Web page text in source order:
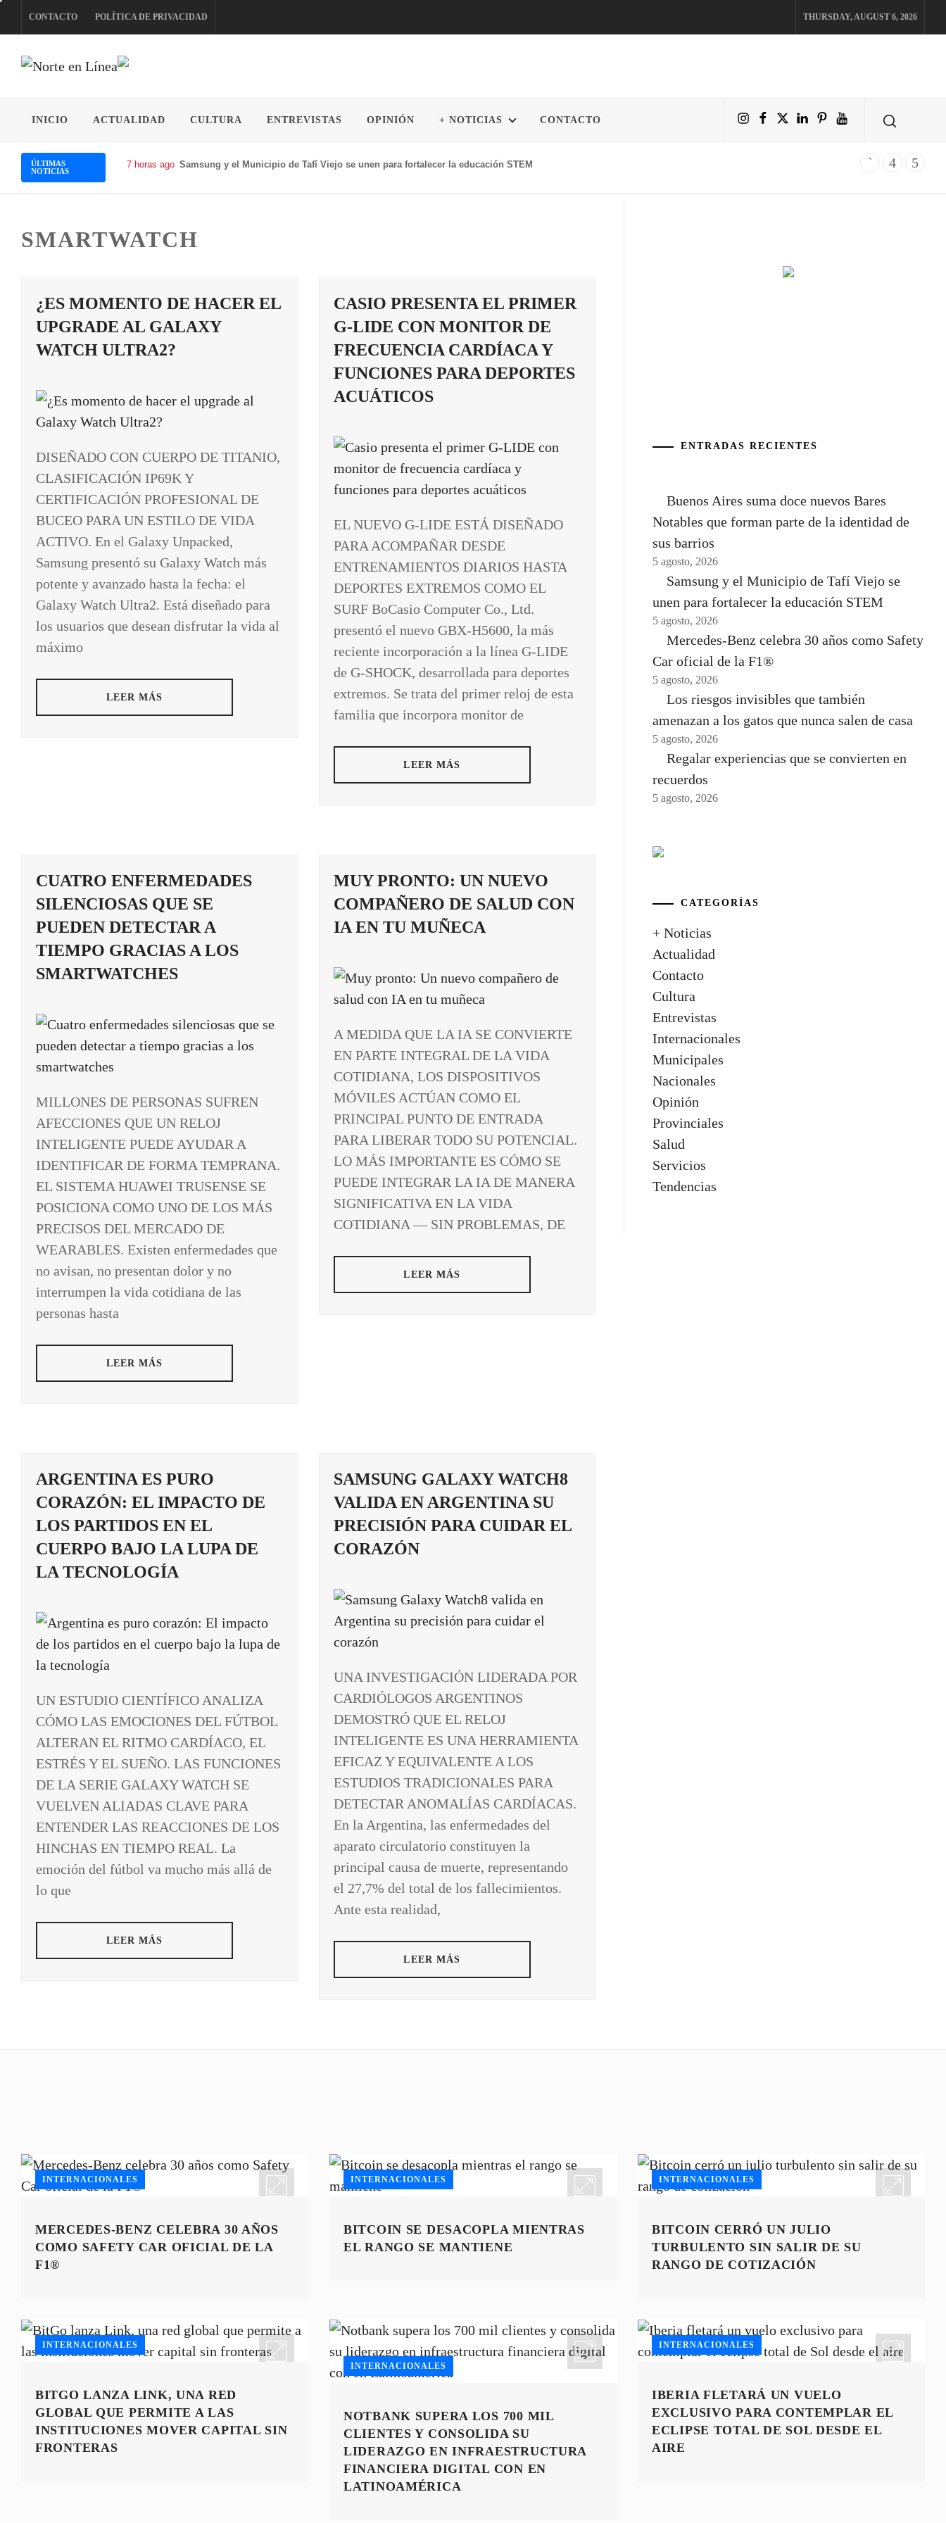
to
content
CONTACTO POLÍTICA DE PRIVACIDAD THURSDAY, AUGUST 6, 2026
INICIO ACTUALIDAD CULTURA ENTREVISTAS OPINIÓN + NOTICIAS CONTACTO InstagramFacebook
X LinkedInPinterestYouTube
ÚLTIMAS
NOTICIAS
7 horas ago Samsung y el Municipio de Tafí Viejo se unen para fortalecer la educación STEM
SMARTWATCH
¿ES MOMENTO DE HACER EL
UPGRADE AL GALAXY
WATCH ULTRA2?
DISEÑADO CON CUERPO DE TITANIO,
CLASIFICACIÓN IP69K Y
CERTIFICACIÓN PROFESIONAL DE
BUCEO PARA UN ESTILO DE VIDA
ACTIVO. En el Galaxy Unpacked,
Samsung presentó su Galaxy Watch más
potente y avanzado hasta la fecha: el
Galaxy Watch Ultra2. Está diseñado para
los usuarios que desean disfrutar la vida al
máximo
LEER MÁS
CASIO PRESENTA EL PRIMER
G-LIDE CON MONITOR DE
FRECUENCIA CARDÍACA Y
FUNCIONES PARA DEPORTES
ACUÁTICOS
EL NUEVO G-LIDE ESTÁ DISEÑADO
PARA ACOMPAÑAR DESDE
ENTRENAMIENTOS DIARIOS HASTA
DEPORTES EXTREMOS COMO EL
SURF BoCasio Computer Co., Ltd.
presentó el nuevo GBX-H5600, la más
reciente incorporación a la línea G-LIDE
de G-SHOCK, desarrollada para deportes
extremos. Se trata del primer reloj de esta
familia que incorpora monitor de
LEER MÁS
CUATRO ENFERMEDADES
SILENCIOSAS QUE SE
PUEDEN DETECTAR A
TIEMPO GRACIAS A LOS
SMARTWATCHES
MILLONES DE PERSONAS SUFREN
AFECCIONES QUE UN RELOJ
INTELIGENTE PUEDE AYUDAR A
IDENTIFICAR DE FORMA TEMPRANA.
EL SISTEMA HUAWEI TRUSENSE SE
POSICIONA COMO UNO DE LOS MÁS
PRECISOS DEL MERCADO DE
WEARABLES. Existen enfermedades que
no avisan, no presentan dolor y no
interrumpen la vida cotidiana de las
personas hasta
LEER MÁS
MUY PRONTO: UN NUEVO
COMPAÑERO DE SALUD CON
IA EN TU MUÑECA
A MEDIDA QUE LA IA SE CONVIERTE
EN PARTE INTEGRAL DE LA VIDA
COTIDIANA, LOS DISPOSITIVOS
MÓVILES ACTÚAN COMO EL
PRINCIPAL PUNTO DE ENTRADA
PARA LIBERAR TODO SU POTENCIAL.
LO MÁS IMPORTANTE ES CÓMO SE
PUEDE INTEGRAR LA IA DE MANERA
SIGNIFICATIVA EN LA VIDA
COTIDIANA — SIN PROBLEMAS, DE
LEER MÁS
ARGENTINA ES PURO
CORAZÓN: EL IMPACTO DE
LOS PARTIDOS EN EL
CUERPO BAJO LA LUPA DE
LA TECNOLOGÍA
UN ESTUDIO CIENTÍFICO ANALIZA
CÓMO LAS EMOCIONES DEL FÚTBOL
ALTERAN EL RITMO CARDÍACO, EL
ESTRÉS Y EL SUEÑO. LAS FUNCIONES
DE LA SERIE GALAXY WATCH SE
VUELVEN ALIADAS CLAVE PARA
ENTENDER LAS REACCIONES DE LOS
HINCHAS EN TIEMPO REAL. La
emoción del fútbol va mucho más allá de
lo que
LEER MÁS
SAMSUNG GALAXY WATCH8
VALIDA EN ARGENTINA SU
PRECISIÓN PARA CUIDAR EL
CORAZÓN
UNA INVESTIGACIÓN LIDERADA POR
CARDIÓLOGOS ARGENTINOS
DEMOSTRÓ QUE EL RELOJ
INTELIGENTE ES UNA HERRAMIENTA
EFICAZ Y EQUIVALENTE A LOS
ESTUDIOS TRADICIONALES PARA
DETECTAR ANOMALÍAS CARDÍACAS.
En la Argentina, las enfermedades del
aparato circulatorio constituyen la
principal causa de muerte, representando
el 27,7% del total de los fallecimientos.
Ante esta realidad,
LEER MÁS
ENTRADAS RECIENTES
Buenos Aires suma doce nuevos Bares
Notables que forman parte de la identidad de
sus barrios
5 agosto, 2026
Samsung y el Municipio de Tafí Viejo se
unen para fortalecer la educación STEM
5 agosto, 2026
Mercedes-Benz celebra 30 años como Safety
Car oficial de la F1®
5 agosto, 2026
Los riesgos invisibles que también
amenazan a los gatos que nunca salen de casa
5 agosto, 2026
Regalar experiencias que se convierten en
recuerdos
5 agosto, 2026
CATEGORÍAS
+ Noticias
Actualidad
Contacto
Cultura
Entrevistas
Internacionales
Municipales
Nacionales
Opinión
Provinciales
Salud
Servicios
Tendencias
INTERNACIONALES
MERCEDES-BENZ CELEBRA 30 AÑOS
COMO SAFETY CAR OFICIAL DE LA
F1®
INTERNACIONALES
BITCOIN SE DESACOPLA MIENTRAS
EL RANGO SE MANTIENE
INTERNACIONALES
BITCOIN CERRÓ UN JULIO
TURBULENTO SIN SALIR DE SU
RANGO DE COTIZACIÓN
INTERNACIONALES
BITGO LANZA LINK, UNA RED
GLOBAL QUE PERMITE A LAS
INSTITUCIONES MOVER CAPITAL SIN
FRONTERAS
INTERNACIONALES
NOTBANK SUPERA LOS 700 MIL
CLIENTES Y CONSOLIDA SU
LIDERAZGO EN INFRAESTRUCTURA
FINANCIERA DIGITAL CON EN
LATINOAMÉRICA
INTERNACIONALES
IBERIA FLETARÁ UN VUELO
EXCLUSIVO PARA CONTEMPLAR EL
ECLIPSE TOTAL DE SOL DESDE EL
AIRE